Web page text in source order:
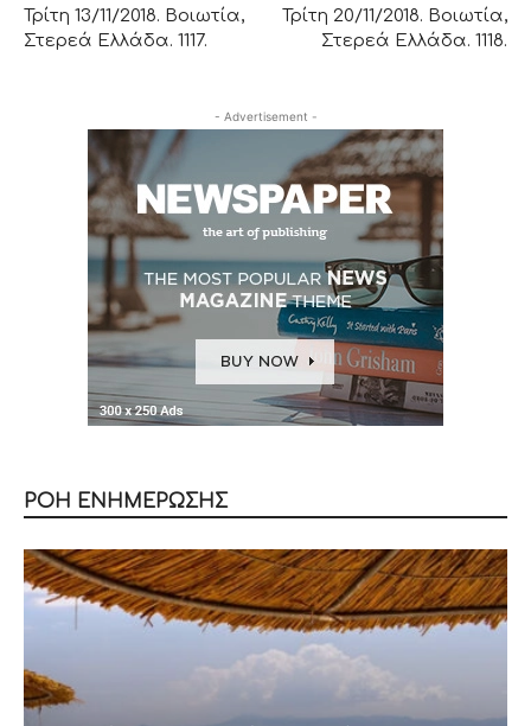
Τρίτη 13/11/2018. Βοιωτία,
Στερεά Ελλάδα. 1117.
Τρίτη 20/11/2018. Βοιωτία,
Στερεά Ελλάδα. 1118.
- Advertisement -
ΡΟΗ ΕΝΗΜΕΡΩΣΗΣ